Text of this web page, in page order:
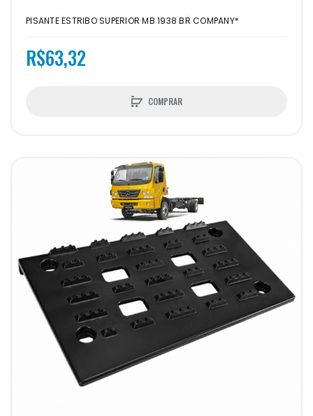
PISANTE ESTRIBO SUPERIOR MB 1938 BR COMPANY*
R$63,32
COMPRAR